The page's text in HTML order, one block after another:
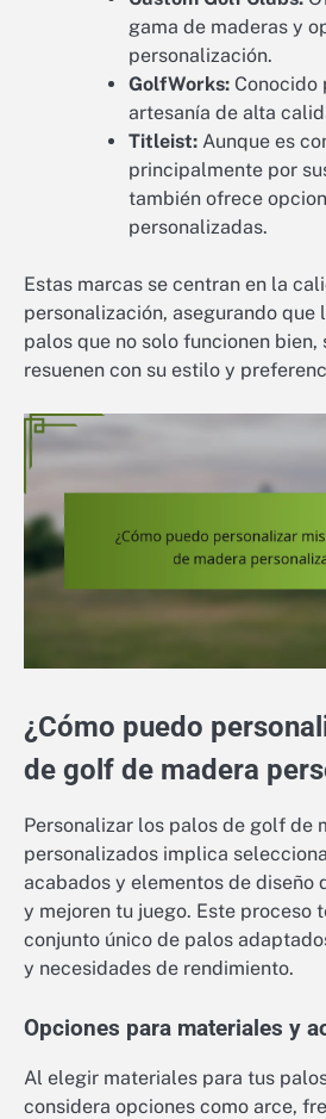
gama de maderas y
personalización.
GolfWorks: Conocido
artesanía de alta
Titleist: Aunque es
principalmente por
también ofrece
personalizadas.
Estas marcas se centran en la
personalización, asegurando
palos que no solo funcionen bien,
resuenen con su estilo y
¿Cómo puedo
de golf de madera
Personalizar los palos de golf de
personalizados implica
acabados y elementos de diseño
y mejoren tu juego. Este proceso
conjunto único de palos
y necesidades de rendimiento.
Opciones para materiales y
Al elegir materiales para tus
considera opciones como arce,